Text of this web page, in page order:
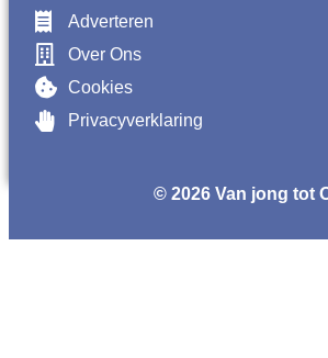
Adverteren
Over Ons
Cookies
Privacyverklaring
© 2026 Van jong tot